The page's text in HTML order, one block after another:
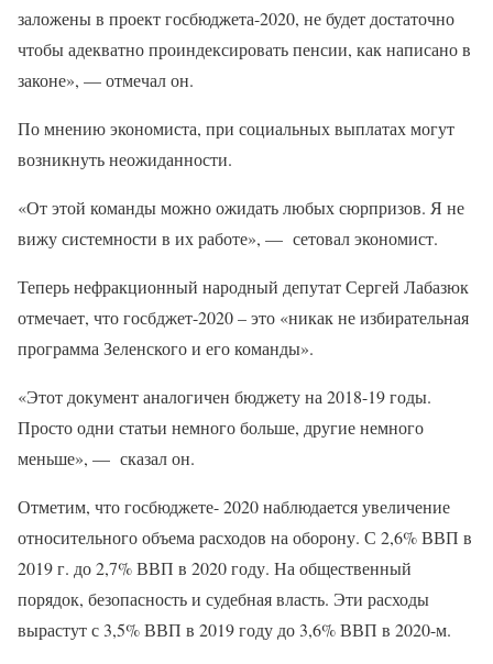
заложены в проект госбюджета-2020, не будет достаточно
чтобы адекватно проиндексировать пенсии, как написано в
законе», — отмечал он.
По мнению экономиста, при социальных выплатах могут
возникнуть неожиданности.
«От этой команды можно ожидать любых сюрпризов. Я не
вижу системности в их работе», — сетовал экономист.
Теперь нефракционный народный депутат Сергей Лабазюк
отмечает, что госбджет-2020 – это «никак не избирательная
программа Зеленского и его команды».
«Этот документ аналогичен бюджету на 2018-19 годы.
Просто одни статьи немного больше, другие немного
меньше», — сказал он.
Отметим, что госбюджете- 2020 наблюдается увеличение
относительного объема расходов на оборону. С 2,6% ВВП в
2019 г. до 2,7% ВВП в 2020 году. На общественный
порядок, безопасность и судебная власть. Эти расходы
вырастут с 3,5% ВВП в 2019 году до 3,6% ВВП в 2020-м.